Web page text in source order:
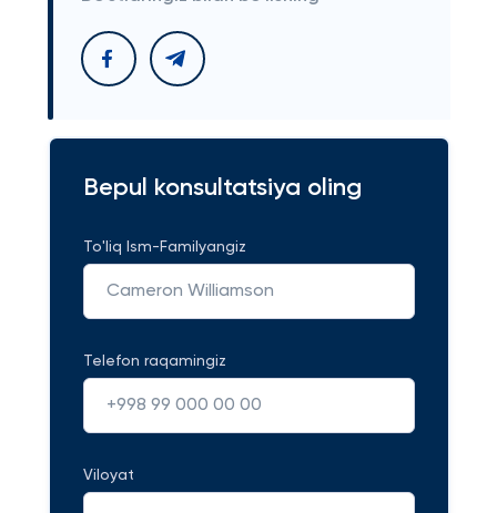
Bepul konsultatsiya oling
To'liq Ism-Familyangiz
Telefon raqamingiz
Viloyat